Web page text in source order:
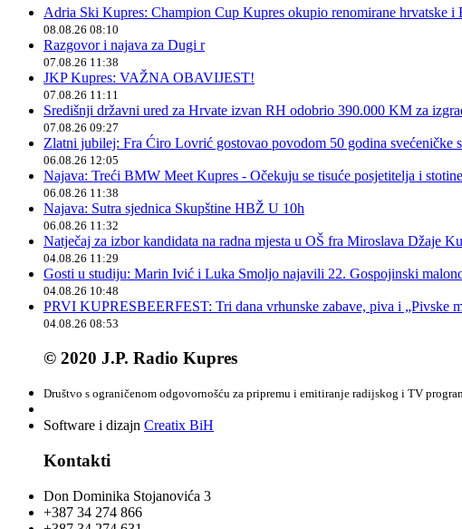
Adria Ski Kupres: Champion Cup Kupres okupio renomirane hrvatske i
08.08.26 08:10
Razgovor i najava za Dugi r
07.08.26 11:38
JKP Kupres: VAŽNA OBAVIJEST!
07.08.26 11:11
Središnji državni ured za Hrvate izvan RH odobrio 390.000 KM za
07.08.26 09:27
Zlatni jubilej: Fra Ćiro Lovrić gostovao povodom 50 godina svećeničke
06.08.26 12:05
Najava: Treći BMW Meet Kupres - Očekuju se tisuće posjetitelja i
06.08.26 11:38
Najava: Sutra sjednica Skupštine HBŽ U 10h
06.08.26 11:32
Natječaj za izbor kandidata na radna mjesta u OŠ fra Miroslava Džaje
04.08.26 11:29
Gosti u studiju: Marin Ivić i Luka Smoljo najavili 22. Gospojinski
04.08.26 10:48
PRVI KUPRESBEERFEST: Tri dana vrhunske zabave, piva i „Pivske
04.08.26 08:53
© 2020 J.P. Radio Kupres
Društvo s ograničenom odgovornošću za pripremu i emitiranje radijskog i TV
Software i dizajn Creatix BiH
Kontakti
Don Dominika Stojanovića 3
+387 34 274 866